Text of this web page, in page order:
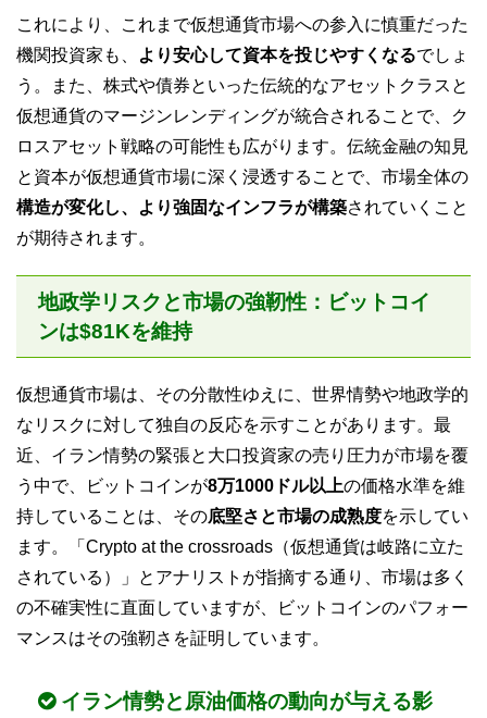
これにより、これまで仮想通貨市場への参入に慎重だった
機関投資家も、
より安心して資本を投じやすくなるでしょ
う。また、株式や債券といった伝統的なアセットクラスと
仮想通貨のマージンレンディングが統合されることで、ク
ロスアセット戦略の可能性も広がります。伝統金融の知見
と資本が仮想通貨市場に深く浸透することで、市場全体の
構造が変化し、より強固なインフラが構築されていくこと
が期待されます。
地政学リスクと市場の強靭性：ビットコイ
ンは$81Kを維持
仮想通貨市場は、その分散性ゆえに、世界情勢や地政学的
なリスクに対して独自の反応を示すことがあります。最
近、イラン情勢の緊張と大口投資家の売り圧力が市場を覆
う中で、ビットコインが8万1000ドル以上の価格水準を維
持していることは、その底堅さと市場の成熟度を示してい
ます。「Crypto at the crossroads（仮想通貨は岐路に立た
されている）」とアナリストが指摘する通り、市場は多く
の不確実性に直面していますが、ビットコインのパフォー
マンスはその強靭さを証明しています。
イラン情勢と原油価格の動向が与える影